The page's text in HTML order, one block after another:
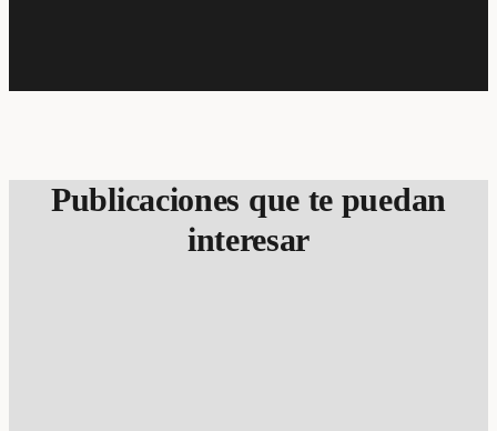
Publicaciones que te puedan
interesar